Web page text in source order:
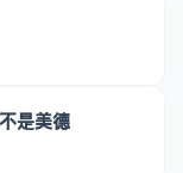
是美德